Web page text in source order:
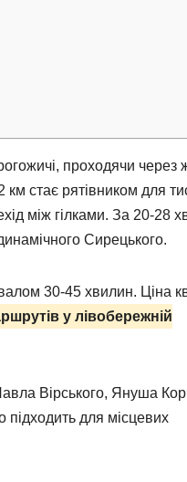
проходячи через
стає рятівником для
між гілками. За 20-28
Сирецького.
30-45 хвилин. Ціна
у лівобережній
Вірського, Януша
підходить для місцевих